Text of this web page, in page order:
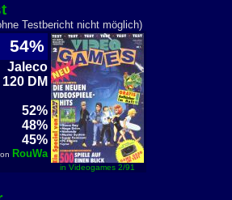
Testbericht nicht möglich)
54%
Jaleco
120 DM
52%
48%
45%
RouWa
in Videogames 2/91